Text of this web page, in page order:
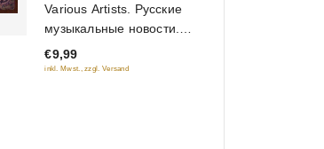
of
5
Various Artists. Русские
музыкальные новости.
Новые и лучшие альбомы
(mp3)
€9,99
inkl. Mwst., zzgl. Versand